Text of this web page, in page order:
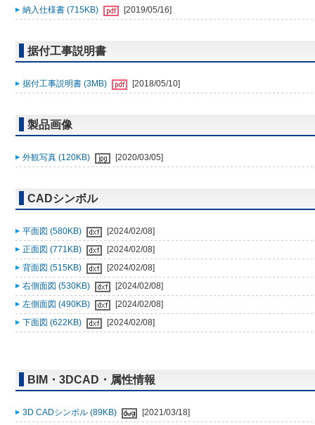
納入仕様書 (715KB) [2019/05/16]
据付工事説明書
据付工事説明書 (3MB) [2018/05/10]
製品画像
外観写真 (120KB) [2020/03/05]
CADシンボル
平面図 (580KB)
[2024/02/08]
正面図 (771KB)
[2024/02/08]
背面図 (515KB)
[2024/02/08]
右側面図 (530KB)
[2024/02/08]
左側面図 (490KB)
[2024/02/08]
下面図 (622KB)
[2024/02/08]
BIM・3DCAD・属性情報
3D CADシンボル (89KB)
[2021/03/18]